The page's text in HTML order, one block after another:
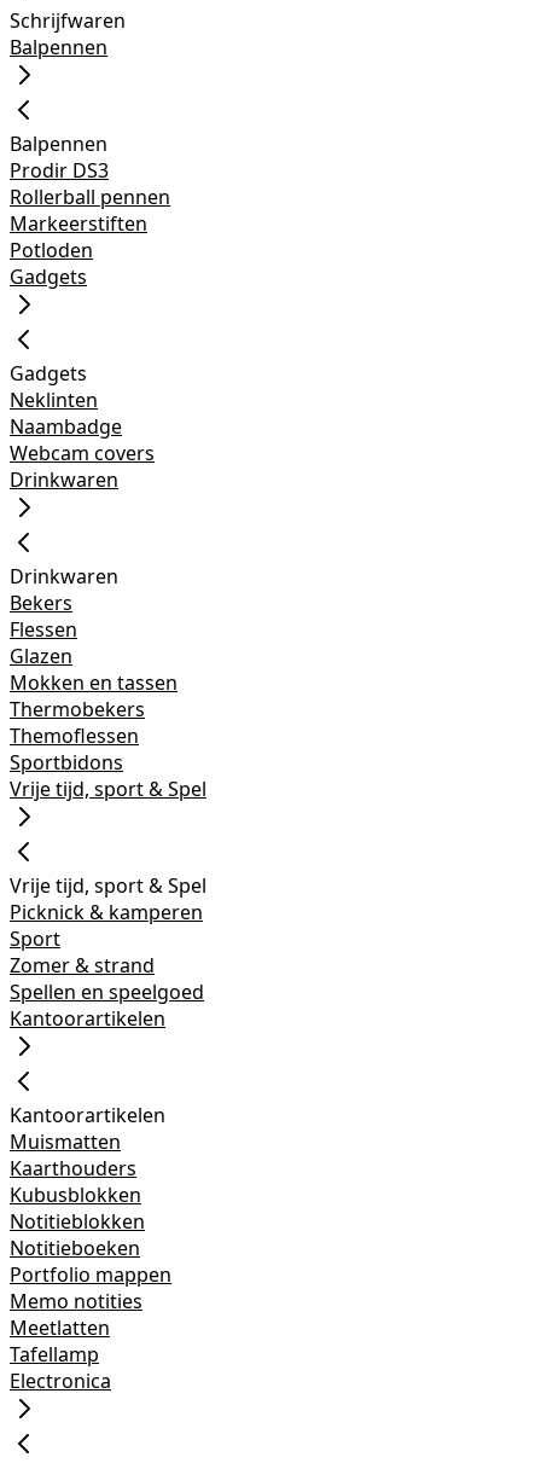
Schrijfwaren
Balpennen
Balpennen
Prodir DS3
Rollerball pennen
Markeerstiften
Potloden
Gadgets
Gadgets
Neklinten
Naambadge
Webcam covers
Drinkwaren
Drinkwaren
Bekers
Flessen
Glazen
Mokken en tassen
Thermobekers
Themoflessen
Sportbidons
Vrije tijd, sport & Spel
Vrije tijd, sport & Spel
Picknick & kamperen
Sport
Zomer & strand
Spellen en speelgoed
Kantoorartikelen
Kantoorartikelen
Muismatten
Kaarthouders
Kubusblokken
Notitieblokken
Notitieboeken
Portfolio mappen
Memo notities
Meetlatten
Tafellamp
Electronica